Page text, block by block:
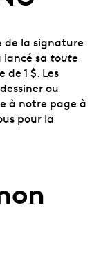
de la signature
lancé sa toute
de 1 $. Les
ou
à notre page à
pour la